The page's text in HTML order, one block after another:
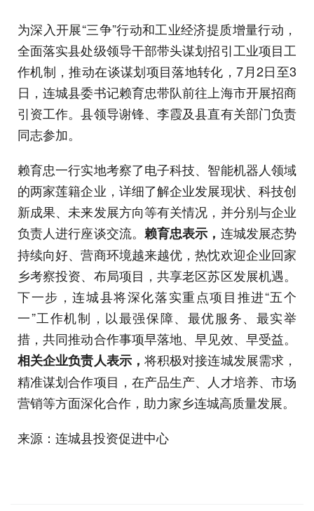
为深入开展“三争”行动和工业经济提质增量行动，
全面落实县处级领导干部带头谋划招引工业项目工
作机制，推动在谈谋划项目落地转化，7月2日至3
日，连城县委书记赖育忠带队前往上海市开展招商
引资工作。县领导谢锋、李霞及县直有关部门负责
同志参加。
赖育忠一行实地考察了电子科技、智能机器人领域
的两家莲籍企业，详细了解企业发展现状、科技创
新成果、未来发展方向等有关情况，并分别与企业
负责人进行座谈交流。 赖育忠表示， 连城发展态势
持续向好、营商环境越来越优，热忱欢迎企业回家
乡考察投资、布局项目，共享老区苏区发展机遇。
下一步，连城县将深化落实重点项目推进“五个
一”工作机制，以最强保障、最优服务、最实举
措，共同推动合作事项早落地、早见效、早受益。
相关企业负责人表示， 将积极对接连城发展需求，
精准谋划合作项目，在产品生产、人才培养、市场
营销等方面深化合作，助力家乡连城高质量发展。
来源：连城县投资促进中心